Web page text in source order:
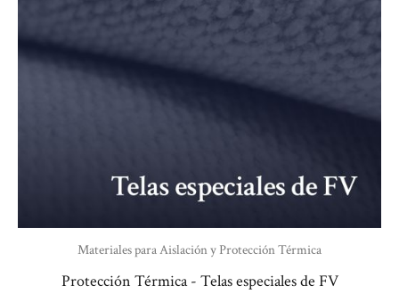
Materiales para Aislación y Protección Térmica
Protección Térmica - Telas especiales de FV